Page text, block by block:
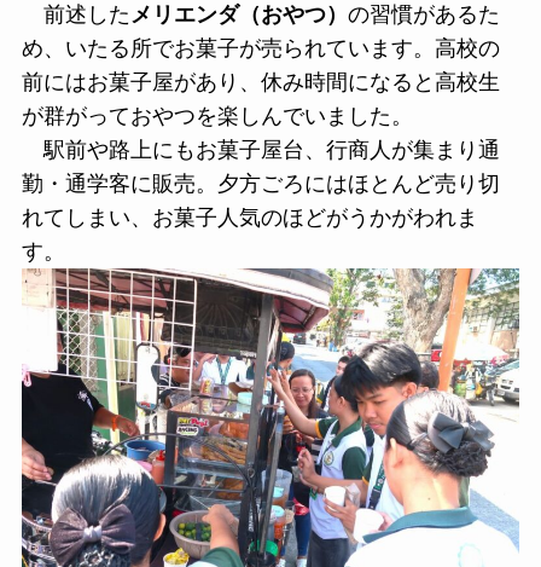
前述したメリエンダ（おやつ） の習慣があるた
め、いたる所でお菓子が売られています。高校の
前にはお菓子屋があり、休み時間になると高校生
が群がっておやつを楽しんでいました。
駅前や路上にもお菓子屋台、行商人が集まり通
勤・通学客に販売。夕方ごろにはほとんど売り切
れてしまい、お菓子人気のほどがうかがわれま
す。